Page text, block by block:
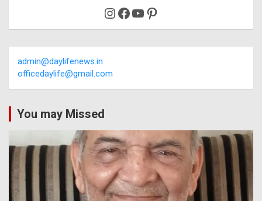
Instagram
Facebook
YouTube
Pinterest
admin@daylifenews.in
officedaylife@gmail.com
You may Missed